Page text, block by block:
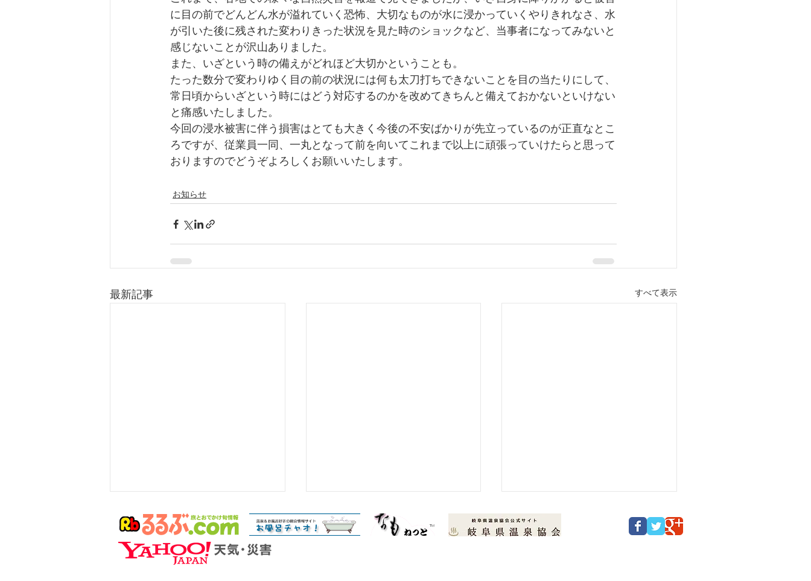
に目の前でどんどん水が溢れていく恐怖、大切なものが水に浸かっていくやりきれなさ、水
が引いた後に残された変わりきった状況を見た時のショックなど、当事者になってみないと
感じないことが沢山ありました。
また、いざという時の備えがどれほど大切かということも。
たった数分で変わりゆく目の前の状況には何も太刀打ちできないことを目の当たりにして、
常日頃からいざという時にはどう対応するのかを改めてきちんと備えておかないといけない
と痛感いたしました。
今回の浸水被害に伴う損害はとても大きく今後の不安ばかりが先立っているのが正直なとこ
ろですが、従業員一同、一丸となって前を向いてこれまで以上に頑張っていけたらと思って
おりますのでどうぞよろしくお願いいたします。
お知らせ
最新記事 すべて表示